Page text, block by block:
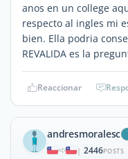
anos en un college
respecto al ingles mi
bien. Ella podria
REVALIDA es la
Reaccionar
andresmoralesc
| 2446POSTS